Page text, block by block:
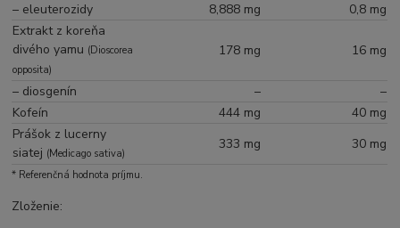
– eleuterozidy 8,888 mg
0,8 mg
Extrakt z koreňa
divého yamu (Dioscorea
opposita)
178 mg 16 mg
– diosgenín –
–
Kofeín
444 mg
40 mg
Prášok z lucerny
siatej (Medicago sativa)
333 mg 30 mg
* Referenčná hodnota príjmu.
Zloženie: